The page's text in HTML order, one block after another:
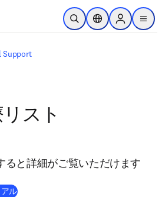
주요 콘텐츠로 건너뛰기
검색 열기위치 선택기Sign in to
menu
Support
スト
ると詳細がご覧いただけます
ル(